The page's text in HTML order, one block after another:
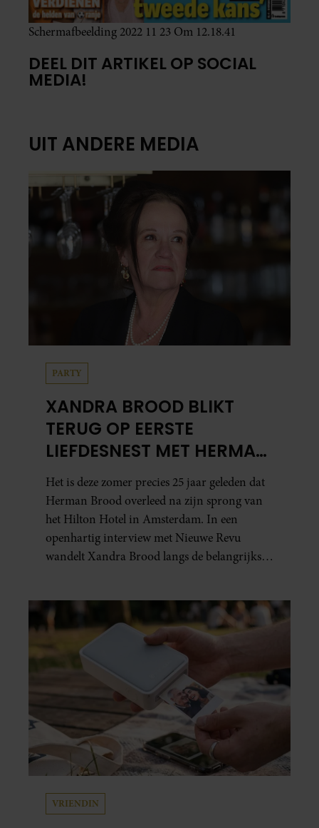
Schermafbeelding 2022 11 23 Om 12.18.41
DEEL DIT ARTIKEL OP SOCIAL
MEDIA!
UIT ANDERE MEDIA
PARTY
XANDRA BROOD BLIKT
TERUG OP EERSTE
LIEFDESNEST MET HERMAN
BROOD: “HIER IS LOLA
GEBOREN”
Het is deze zomer precies 25 jaar geleden dat
Herman Brood overleed na zijn sprong van
het Hilton Hotel in Amsterdam. In een
openhartig interview met Nieuwe Revu
wandelt Xandra Brood langs de belangrijkste
Leidsedwarsstraat roept een stortvloed aan
herinneringen op. Daar begon hun leven
samen en werd dochter Lola geboren.
VRIENDIN